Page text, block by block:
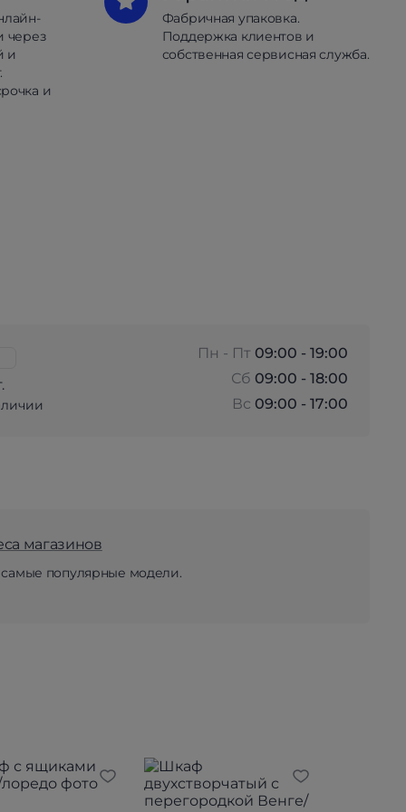
через
и
и
Фабричная упаковка.
Поддержка клиентов и
собственная сервисная служба.
Пн - Пт 09:00 - 19:00
Сб 09:00 - 18:00
Вс 09:00 - 17:00
магазинов
популярные модели.